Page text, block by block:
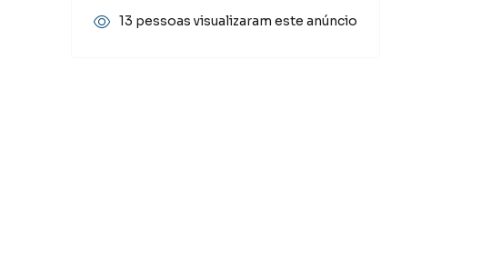
13 pessoas visualizaram este anúncio